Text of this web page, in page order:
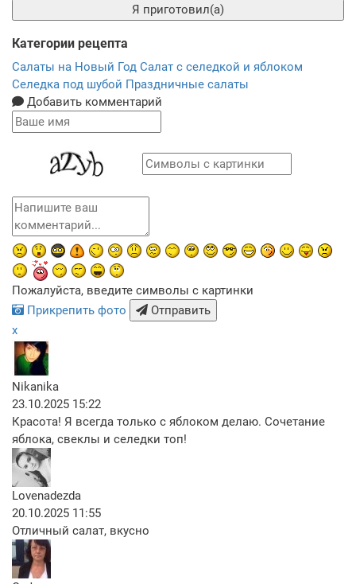
Я приготовил(а)
Категории рецепта
Салаты на Новый Год Салат с селедкой и яблоком
Селедка под шубой Праздничные салаты
Добавить комментарий
Пожалуйста, введите символы с картинки
Прикрепить фото
Отправить
x
Nikanika
23.10.2025 15:22
Красота! Я всегда только с яблоком делаю. Сочетание
яблока, свеклы и селедки топ!
Lovenadezda
20.10.2025 11:55
Отличный салат, вкусно